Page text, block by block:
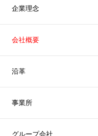
企業理念
会社概要
沿革
事業所
グループ会社